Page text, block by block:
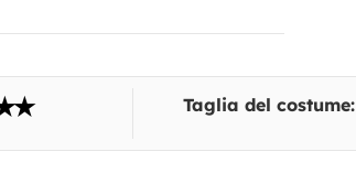
Taglia del costume: